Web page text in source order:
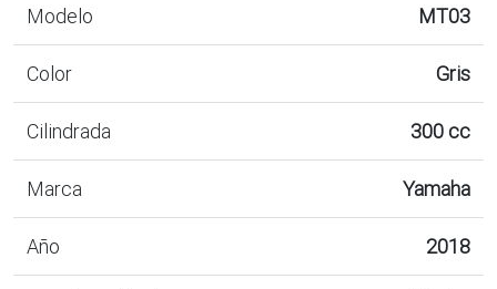
Modelo MT03
Color Gris
Cilindrada 300 cc
Marca Yamaha
Año 2018